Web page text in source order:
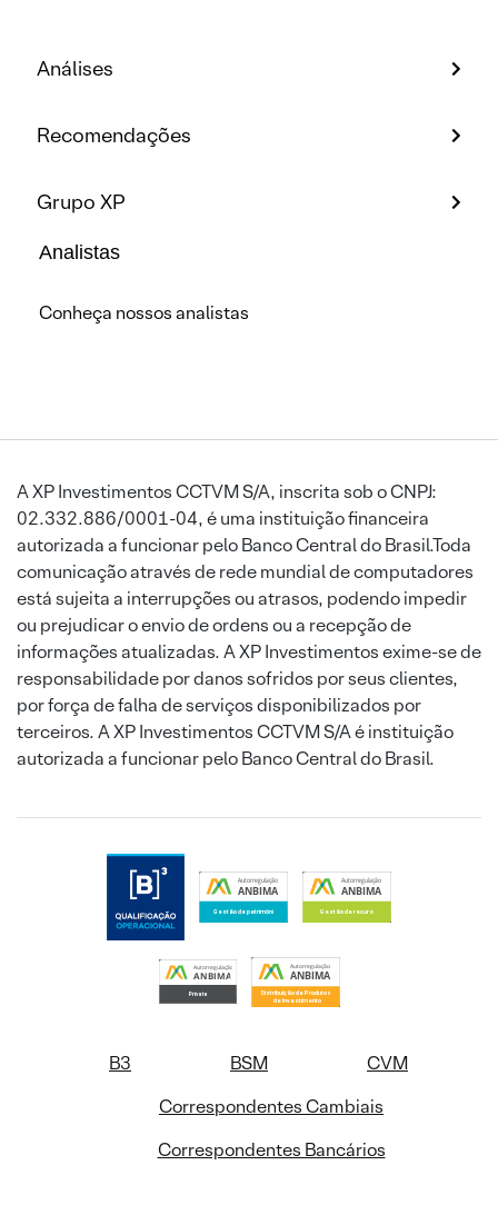
Análises
Recomendações
Grupo XP
Analistas
Conheça nossos analistas
A XP Investimentos CCTVM S/A, inscrita sob o CNPJ:
02.332.886/0001-04, é uma instituição financeira
autorizada a funcionar pelo Banco Central do Brasil.Toda
comunicação através de rede mundial de computadores
está sujeita a interrupções ou atrasos, podendo impedir
ou prejudicar o envio de ordens ou a recepção de
informações atualizadas. A XP Investimentos exime-se de
responsabilidade por danos sofridos por seus clientes,
por força de falha de serviços disponibilizados por
terceiros. A XP Investimentos CCTVM S/A é instituição
autorizada a funcionar pelo Banco Central do Brasil.
B3 BSM
CVM
Correspondentes Cambiais
Correspondentes Bancários